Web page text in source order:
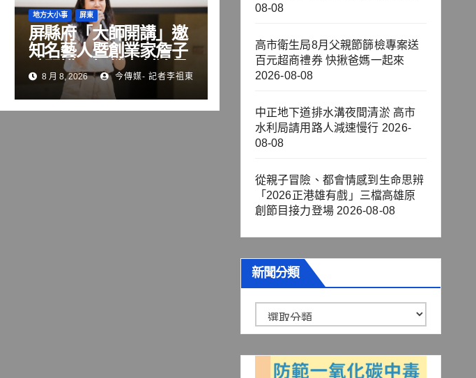
地方大小事 屏東
屏縣府「大師開講」邀
知名藝人暨創業家詹子
晴開講 解鎖青創流量
變現與品牌經營關鍵
8 月 8, 2026 今傳媒- 記者李祖東
08-08
高市衛生局8月父親節篩檢專案送
百元超商禮券 快揪爸媽一起來
2026-08-08
中正地下道排水溝夜間清淤 高市
水利局請用路人減速慢行 2026-
08-08
從親子冒險、都會情感到生命思辨
「2026正港雄有戲」三檔高雄原
創節目接力登場 2026-08-08
新聞分類
聞
分